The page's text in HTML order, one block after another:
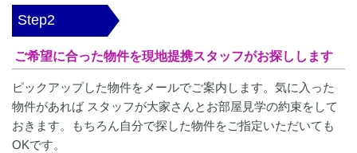
Step2
ご希望に合った物件を現地提携スタッフがお探しします
ピックアップした物件をメールでご案内します。気に入った
物件があれば スタッフが大家さんとお部屋見学の約束をして
おきます。もちろん自分で探した物件をご指定いただいても
OKです。